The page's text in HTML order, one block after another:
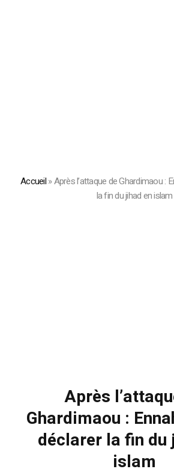
Accueil»Après l’attaque de Ghardimaou :
la fin du jihad en islam
Après
Ghardimaou :
déclarer la fin du
islam